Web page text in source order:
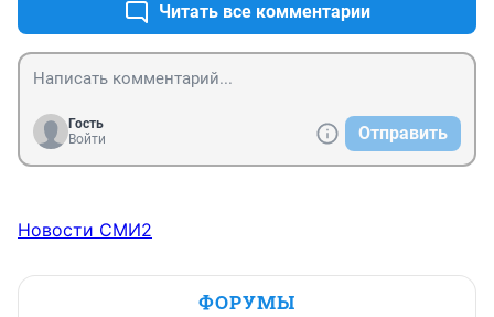
Читать все комментарии
Гость
Войти
Отправить
Новости СМИ2
ФОРУМЫ